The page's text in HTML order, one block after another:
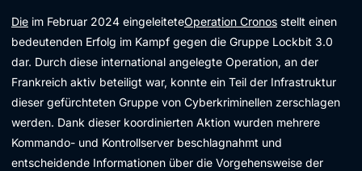
Die im Februar 2024 eingeleiteteOperation Cronos stellt einen
bedeutenden Erfolg im Kampf gegen die Gruppe Lockbit 3.0
dar. Durch diese international angelegte Operation, an der
Frankreich aktiv beteiligt war, konnte ein Teil der Infrastruktur
dieser gefürchteten Gruppe von Cyberkriminellen zerschlagen
werden. Dank dieser koordinierten Aktion wurden mehrere
Kommando- und Kontrollserver beschlagnahmt und
entscheidende Informationen über die Vorgehensweise der